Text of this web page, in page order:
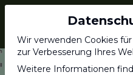
Wir verwenden Cookies
zur Verbesserung Ihres
Weitere Informationen